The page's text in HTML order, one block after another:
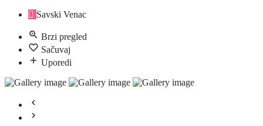
Savski Venac
Brzi pregled
Sačuvaj
Uporedi